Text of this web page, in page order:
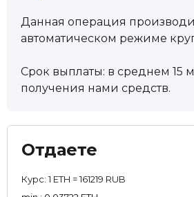
Данная операция
автоматическом режиме
Срок выплаты: в среднем 15
получения нами средств.
Отдаете
Курс:1 ETH = 161219 RUB